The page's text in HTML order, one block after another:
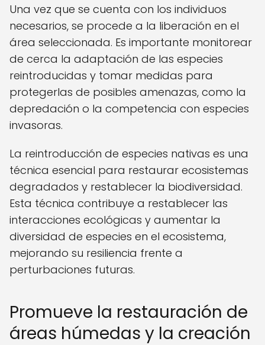
Una vez que se cuenta con los individuos
necesarios, se procede a la liberación en el
área seleccionada. Es importante monitorear
de cerca la adaptación de las especies
reintroducidas y tomar medidas para
protegerlas de posibles amenazas, como la
depredación o la competencia con especies
invasoras.
La reintroducción de especies nativas es una
técnica esencial para restaurar ecosistemas
degradados y restablecer la biodiversidad.
Esta técnica contribuye a restablecer las
interacciones ecológicas y aumentar la
diversidad de especies en el ecosistema,
mejorando su resiliencia frente a
perturbaciones futuras.
Promueve la restauración de
áreas húmedas y la creación